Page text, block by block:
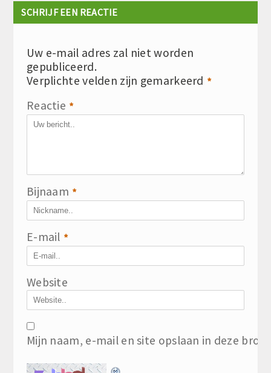
SCHRIJF EEN REACTIE
Uw e-mail adres zal niet worden
gepubliceerd.
Verplichte velden zijn gemarkeerd *
Reactie *
Bijnaam *
E-mail *
Website
Mijn naam, e-mail en site opslaan in deze